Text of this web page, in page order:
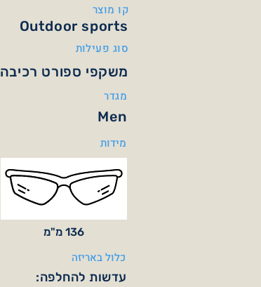
קו מוצר
Outdoor sports
סוג פעילות
משקפי ספורט רכיבה
מגדר
Men
מידות
136 מ"מ
כלול באריזה
עדשות להחלפה: